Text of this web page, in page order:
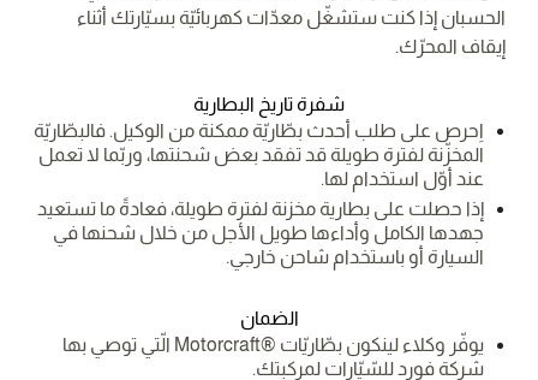
الحسبان إذا كنت ستشغّل معدّات كهربائيّة بسيّارتك أثناء
إيقاف المحرّك.
شفرة تاريخ البطارية
اِحرص على طلب أحدث بطّاريّة ممكنة من الوكيل. فالبطّاريّة
المخزّنة لفترة طويلة قد تفقد بعض شحنتها، وربّما لا تعمل
عند أوّل استخدام لها.
إذا حصلت على بطارية مخزنة لفترة طويلة، فعادةً ما تستعيد
جهدها الكامل وأداءها طويل الأجل من خلال شحنها في
السيارة أو باستخدام شاحن خارجي.
الضمان
يوفّر وكلاء لينكون بطّاريّات ®Motorcraft الّتي توصي بها
شركة فورد للسّيّارات لمركبتك.